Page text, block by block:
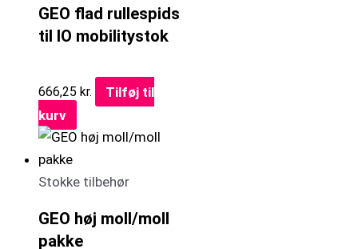
GEO flad rullespids
til IO mobilitystok
666,25 kr.
Tilføj til
kurv
Stokke tilbehør
GEO høj moll/moll
pakke